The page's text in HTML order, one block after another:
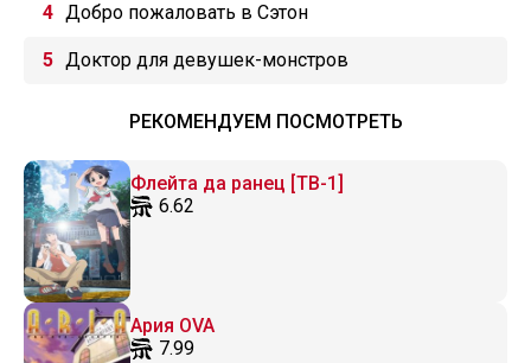
Добро пожаловать в Сэтон
Доктор для девушек-монстров
РЕКОМЕНДУЕМ ПОСМОТРЕТЬ
Флейта да ранец [ТВ-1]
6.62
Ария OVA
7.99